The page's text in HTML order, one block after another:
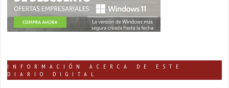
INFORMACIÓN ACERCA DE ESTE
DIARIO DIGITAL